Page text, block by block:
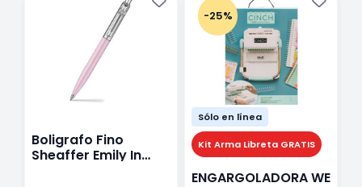
Boligrafo Fino
Sheaffer Emily In
-25%
Sólo en línea
Kit Arma Libreta GRATIS
ENGARGOLADORA WE